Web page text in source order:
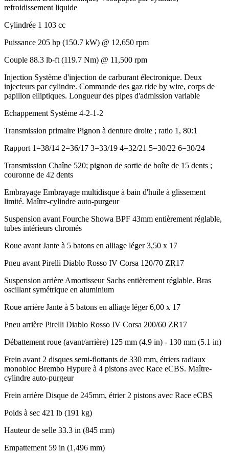
refroidissement liquide
Cylindrée 1 103 cc
Puissance 205 hp (150.7 kW) @ 12,650 rpm
Couple 88.3 lb-ft (119.7 Nm) @ 11,500 rpm
Injection Système d'injection de carburant électronique. Deux
injecteurs par cylindre. Commande des gaz ride by wire, corps de
papillon elliptiques. Longueur des pipes d'admission variable
Echappement Système 4-2-1-2
Transmission primaire Pignon à denture droite ; ratio 1, 80:1
Rapport 1=38/14 2=36/17 3=33/19 4=32/21 5=30/22 6=30/24
Transmission Chaîne 520; pignon de sortie de boîte de 15 dents ;
couronne de 42 dents
Embrayage Embrayage multidisque à bain d'huile à glissement
limité. Maître-cylindre auto-purgeur
Suspension avant Fourche Showa BPF 43mm entièrement réglable,
tubes intérieurs chromés
Roue avant Jante à 5 batons en alliage léger 3,50 x 17
Pneu avant Pirelli Diablo Rosso IV Corsa 120/70 ZR17
Suspension arrière Amortisseur Sachs entièrement réglable. Bras
oscillant symétrique en aluminium
Roue arrière Jante à 5 batons en alliage léger 6,00 x 17
Pneu arrière Pirelli Diablo Rosso IV Corsa 200/60 ZR17
Débattement roue (avant/arrière) 125 mm (4.9 in) - 130 mm (5.1 in)
Frein avant 2 disques semi-flottants de 330 mm, étriers radiaux
monobloc Brembo Hypure à 4 pistons avec Race eCBS. Maître-
cylindre auto-purgeur
Frein arrière Disque de 245mm, étrier 2 pistons avec Race eCBS
Poids à sec 421 lb (191 kg)
Hauteur de selle 33.3 in (845 mm)
Empattement 59 in (1,496 mm)